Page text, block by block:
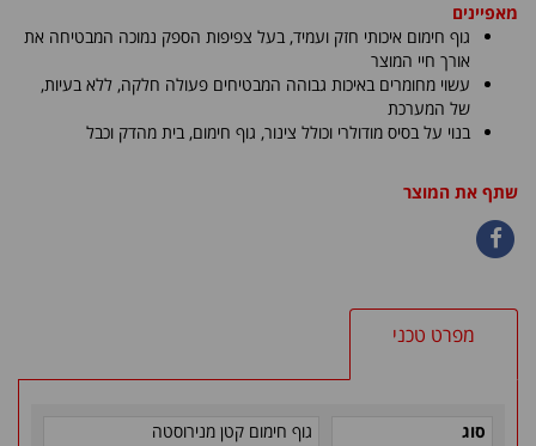
מאפיינים
גוף חימום איכותי חזק ועמיד, בעל צפיפות הספק נמוכה המבטיחה את
אורך חיי המוצר
עשוי מחומרים באיכות גבוהה המבטיחים פעולה חלקה, ללא בעיות,
של המערכת
בנוי על בסיס מודולרי וכולל צינור, גוף חימום, בית מהדק וכבל
שתף את המוצר
מפרט טכני
סוג
גוף חימום קטן מנירוסטה